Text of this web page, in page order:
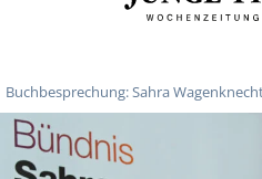
Buchbesprechung: Sahra